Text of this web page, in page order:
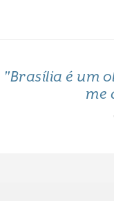
"Brasília é um
me